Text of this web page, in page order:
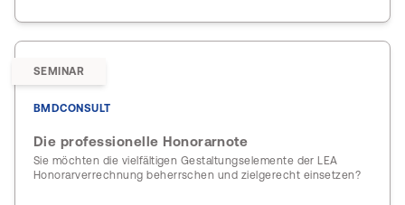
SEMINAR
BMDCONSULT
Die professionelle Honorarnote
Sie möchten die vielfältigen Gestaltungselemente der LEA
Honorarverrechnung beherrschen und zielgerecht einsetzen?